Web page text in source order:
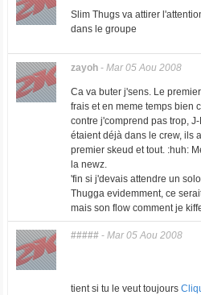
Slim Thugs va attirer
dans le groupe
zayoh- Mar 05 Aou 2008
Ca va buter j'sens. Le
frais et en meme temps bien
contre j'comprend pas trop,
étaient déjà dans le crew, ils
premier skeud et tout. :huh:
la newz.
'fin si j'devais attendre un
Thugga evidemment, ce
mais son flow comment je
#####- Mar 05 Aou 2008
tient si tu le veut toujours